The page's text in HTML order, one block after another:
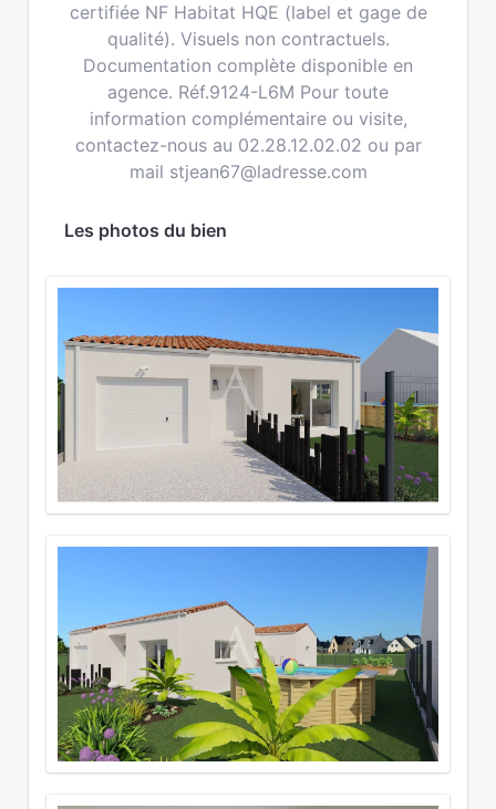
certifiée NF Habitat HQE (label et gage de
qualité). Visuels non contractuels.
Documentation complète disponible en
agence. Réf.9124-L6M Pour toute
information complémentaire ou visite,
contactez-nous au 02.28.12.02.02 ou par
mail stjean67@ladresse.com
Les photos du bien